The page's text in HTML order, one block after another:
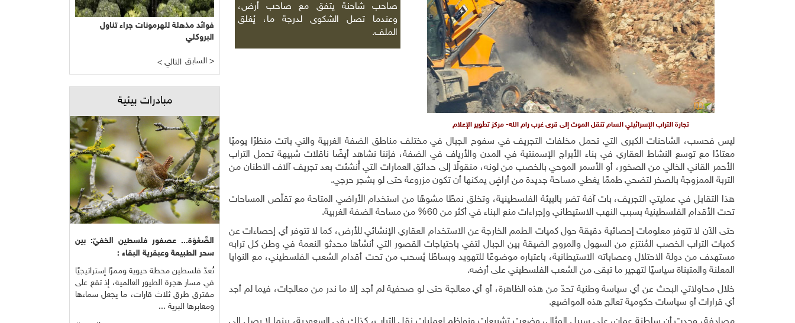
صاحب شاحنة يتفق مع صاحب أرض،
وعندما تصل الشكوى لدرجة ما، يُغلق
الملف.
تجارة التراب الإسرائيلي السام تنقل الموت إلى قرى غرب رام الله- مركز تطوير الإعلام
ليس فحسب، الشاحنات الكبرى التي تحمل مخلفات التجريف في سفوح الجبال في مختلف مناطق الضفة الغربية والتي باتت منظرًا يوميًا
معتادًا مع توسع النشاط العقاري في بناء الأبراج الإسمنتية في المدن والأرياف في الضفة، فإننا نشاهد أيضًا ناقلات شبيهة تحمل التراب
الأحمر القاني الخالي من الصخور، أو الأسمر الموحي بالخصب من لونه، منقولًا إلى حدائق العمارات التي أُنشئت بعد تجريف آلاف الاطنان من
التربة الممزوجة بالصخر لتضحي طممًا يغطي مساحة جديدة من أراضٍ يمكنها أن تكون مزروعة حتى لو بشجر حرجي.
هذا التقابل في عمليتي التجريف، بات آفة تضر بالبيئة الفلسطينية، وتخلق نمطًا مشوهًا من استخدام الأراضي المتاحة مع تقلّص المساحات
تحت الأقدام الفلسطينية بسبب النهب الاستيطاني وإجراءات منع البناء في أكثر من 60% من مساحة الضفة الغربية.
حتى الآن لا تتوفر معلومات إحصائية دقيقة حول كميات الطمم الخارجة عن الاستخدام العقاري الإنشائي للأرض، كما لا تتوفر أي إحصاءات عن
كميات التراب الخصب المُنتزع من السهول والمروج الضيقة بين الجبال لتفي باحتياجات القصور التي أنشأها محدثو النعمة في وطن كل ترابه
مستهدف من دولة الاحتلال وعصاباته الاستيطانية، باعتباره موضوعًا للتهويد وبساطًا يُسحب من تحت أقدام الشعب الفلسطيني، مع النوايا
المعلنة والمتبناة سياسيًا لتهجير ما تبقى من الشعب الفلسطيني على أرضه.
خلال محاولاتي البحث عن أي سياسة وطنية تحدّ من هذه الظاهرة، أو أي معالجة حتى لو صحفية لم أجد إلا ما ندر من معالجات، فيما لم أجد
أي قرارات أو سياسات حكومية تعالج هذه المواضيع.
فوائد مذهلة للهرمونات جراء تناول
البروكلي
< التالي السابق >
مبادرات بيئية
الصَّعْوَة... عصفور فلسطين الخفيّ: بين
سحر الطبيعة وعبقرية البقاء :
تُعدّ فلسطين محطة حيوية وممرًا إستراتيجيًا
في مسار هجرة الطيور العالمية، إذ تقع على
مفترق طرق ثلاث قارات، ما يجعل سماءها
ومعابرها البرية ...